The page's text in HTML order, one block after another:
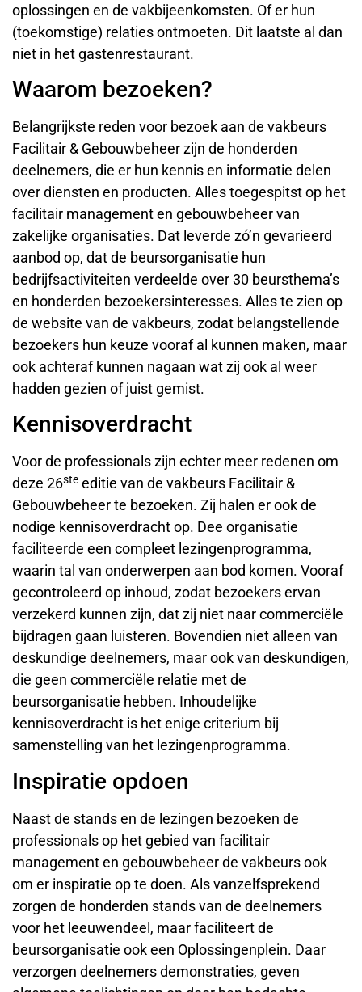
oplossingen en de vakbijeenkomsten. Of er hun
(toekomstige) relaties ontmoeten. Dit laatste al dan
niet in het gastenrestaurant.
Waarom bezoeken?
Belangrijkste reden voor bezoek aan de vakbeurs
Facilitair & Gebouwbeheer zijn de honderden
deelnemers, die er hun kennis en informatie delen
over diensten en producten. Alles toegespitst op het
facilitair management en gebouwbeheer van
zakelijke organisaties. Dat leverde zó’n gevarieerd
aanbod op, dat de beursorganisatie hun
bedrijfsactiviteiten verdeelde over 30 beursthema’s
en honderden bezoekersinteresses. Alles te zien op
de website van de vakbeurs, zodat belangstellende
bezoekers hun keuze vooraf al kunnen maken, maar
ook achteraf kunnen nagaan wat zij ook al weer
hadden gezien of juist gemist.
Kennisoverdracht
Voor de professionals zijn echter meer redenen om
deze 26ste editie van de vakbeurs Facilitair &
Gebouwbeheer te bezoeken. Zij halen er ook de
nodige kennisoverdracht op. Dee organisatie
faciliteerde een compleet lezingenprogramma,
waarin tal van onderwerpen aan bod komen. Vooraf
gecontroleerd op inhoud, zodat bezoekers ervan
verzekerd kunnen zijn, dat zij niet naar commerciële
bijdragen gaan luisteren. Bovendien niet alleen van
deskundige deelnemers, maar ook van deskundigen,
die geen commerciële relatie met de
beursorganisatie hebben. Inhoudelijke
kennisoverdracht is het enige criterium bij
samenstelling van het lezingenprogramma.
Inspiratie opdoen
Naast de stands en de lezingen bezoeken de
professionals op het gebied van facilitair
management en gebouwbeheer de vakbeurs ook
om er inspiratie op te doen. Als vanzelfsprekend
zorgen de honderden stands van de deelnemers
voor het leeuwendeel, maar faciliteert de
beursorganisatie ook een Oplossingenplein. Daar
verzorgen deelnemers demonstraties, geven